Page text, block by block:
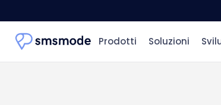
Prodotti Soluzioni